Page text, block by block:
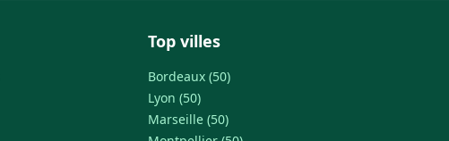
Top villes
Bordeaux (50)
Lyon (50)
Marseille (50)